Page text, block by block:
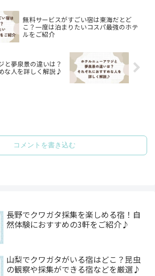
無料サービスがすごい宿は東海だとど
こ？一度は泊まりたいコスパ最強のホテ
ルをご紹介
と夢泉景の違いは？
な人を詳しく解説♪
コメントを書き込む
長野でクワガタ採集を楽しめる宿！自
然体験におすすめの3軒をご紹介♪
山梨でクワガタがいる宿はどこ？昆虫
の観察や採集ができる宿などを厳選♪